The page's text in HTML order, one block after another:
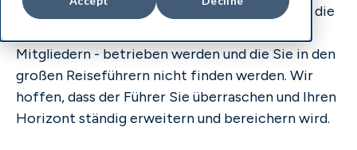
lokale Juwelen in Form von Orten gesammelt, die
Mitgliedern - betrieben werden und die Sie in den
großen Reiseführern nicht finden werden. Wir
hoffen, dass der Führer Sie überraschen und Ihren
Horizont ständig erweitern und bereichern wird.